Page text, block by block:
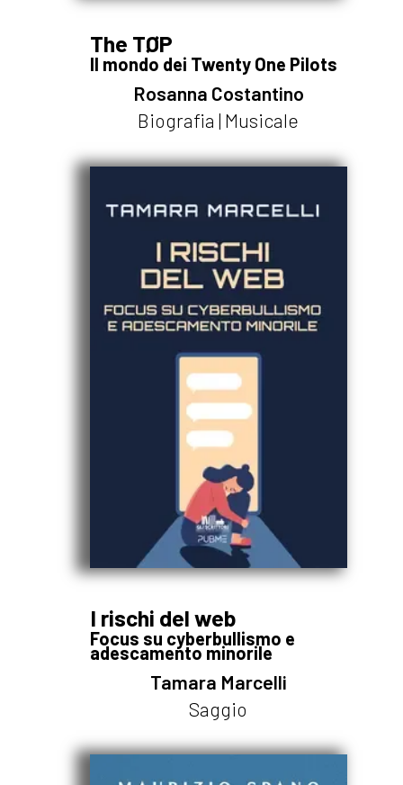
The TØP
Il mondo dei Twenty One Pilots
Rosanna Costantino
Biografia | Musicale
I rischi del web
Focus su cyberbullismo e
adescamento minorile
Tamara Marcelli
Saggio